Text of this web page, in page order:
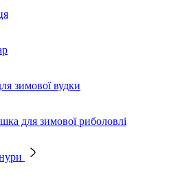
зимової вудки
для зимової риболовлі